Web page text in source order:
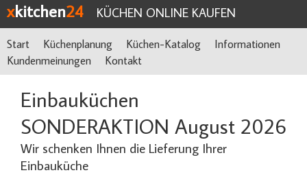
xkitchen24 KÜCHEN ONLINE KAUFEN
Start Küchenplanung Küchen-Katalog
Informationen
Kundenmeinungen
Kontakt
Einbauküchen
SONDERAKTION August 2026
Wir schenken Ihnen die Lieferung Ihrer
Einbauküche